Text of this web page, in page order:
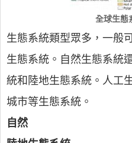
全球生態
生態系統類型眾多，一般
生態系統。自然生態系統
統和陸地生態系統。人工
城市等生態系統。
自然